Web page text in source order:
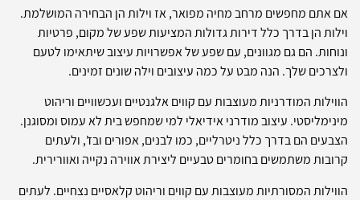
אם אתם מחפשים מרחב מחיה מפואר, אז וילות הן הבחירה המושלמת.
וילות הן בדרך כלל דירות גדולות המציעות שפע של מקום, פרטיות
ונוחות. הם גם מגוונים, עם שפע של אפשרויות עיצוב שיתאימו לטעם
ולצרכים שלך. הנה מבט על כמה עיצובים וילה שונים זמינים.
הווילות המודרניות מעוצבות עם קווים אלגנטיים ועכשוויים וריהוט
מינימליסטי. עיצוב מודרני אידיאלי למי שמחפש בית לא עמוס ומסוגנן.
הצבעים הם בדרך כלל ניטרליים, כמו לבנים, אפורים ובז', ולעתים
קרובות משתמשים בחומרים טבעיים ליצירת אווירה נקייה ואוורירית.
הווילות המסורתיות מעוצבות עם קווים וריהוט קלאסיים נצחיים. לעתים